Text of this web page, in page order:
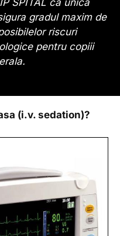
SPITAL ca unica
gradul maxim de
riscuri
pentru copiii
(i.v. sedation)?